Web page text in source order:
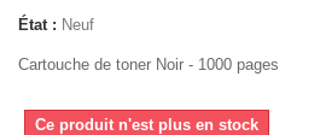
État : Neuf
Cartouche de toner Noir - 1000 pages
Ce produit n'est plus en stock